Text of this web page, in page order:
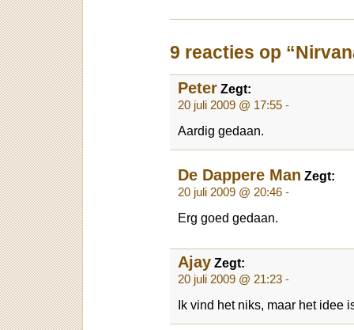
9 reacties op
Peter Zegt:
20 juli 2009 @ 17:55 -
Aardig gedaan.
De Dappere Man Zegt:
20 juli 2009 @ 20:46 -
Erg goed gedaan.
Ajay Zegt:
20 juli 2009 @ 21:23 -
Ik vind het niks, maar het idee